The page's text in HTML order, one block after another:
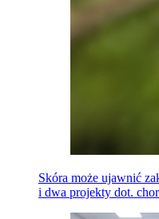
Skóra może ujawnić
i dwa projekty dot.